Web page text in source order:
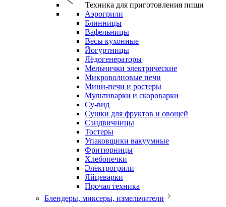
Техника для приготовления пищи
Аэрогрили
Блинницы
Вафельницы
Весы кухонные
Йогуртницы
Лёдогенераторы
Мельнички электрические
Микроволновые печи
Мини-печи и ростеры
Мультиварки и скороварки
Су-вид
Сушки для фруктов и овощей
Сэндвичницы
Тостеры
Упаковщики вакуумные
Фритюрницы
Хлебопечки
Электрогрили
Яйцеварки
Прочая техника
Блендеры, миксеры, измельчители